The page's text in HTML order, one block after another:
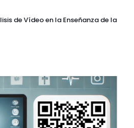
de Vídeo en la Enseñanza de la